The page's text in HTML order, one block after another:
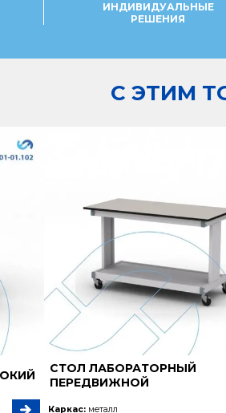
ИНДИВИДУАЛЬНЫЕ
РЕШЕНИЯ
С ЭТИМ
СТОЛ ЛАБОРАТОРНЫЙ
ПЕРЕДВИЖНОЙ
Каркас: металл